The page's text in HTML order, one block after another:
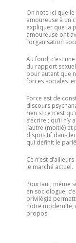
On note ici que
amoureuse à un
expliquer que la
amoureuse ont
l’organisation
Au fond, c’est
du rapport sexuel
pour autant que
forces sociales
Force est de
discours
rien si ce n’est
s’écrire ; qu’il
l’autre (moitié)
dispositif dans
qui définit le
Ce n’est
le marché actuel.
Pourtant, même
en sociologue,
privilégié
notre modernité,
propos.